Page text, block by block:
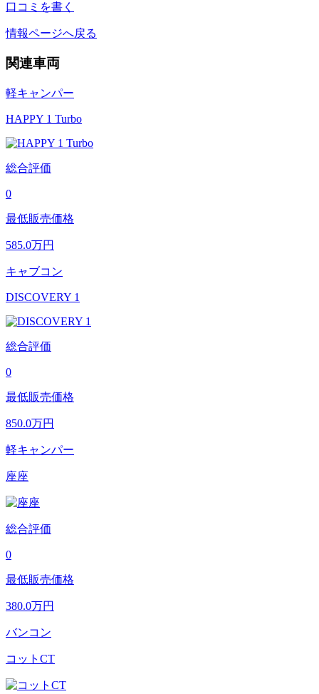
口コミを書く
情報ページへ戻る
関連車両
軽キャンパー
HAPPY 1 Turbo
総合評価
0
最低販売価格
585.0万円
キャブコン
DISCOVERY 1
総合評価
0
最低販売価格
850.0万円
軽キャンパー
座座
総合評価
0
最低販売価格
380.0万円
バンコン
コットCT